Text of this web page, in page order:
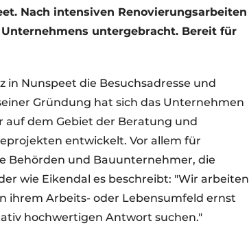
Nach intensiven Renovierungsarbeiten
untergebracht. Bereit für
in Nunspeet die Besuchsadresse und
Gründung hat sich das Unternehmen
dem Gebiet der Beratung und
entwickelt. Vor allem für
Behörden und Bauunternehmer, die
wie Eikendal es beschreibt: "Wir arbeiten
ihrem Arbeits- oder Lebensumfeld ernst
hochwertigen Antwort suchen."